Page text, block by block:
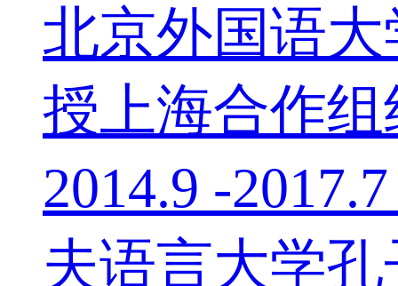
北京外国语
授上海合作组
2014.9 -
夫语言大学